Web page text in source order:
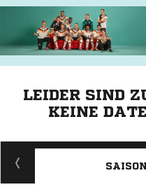
LEIDER SIND
KEINE